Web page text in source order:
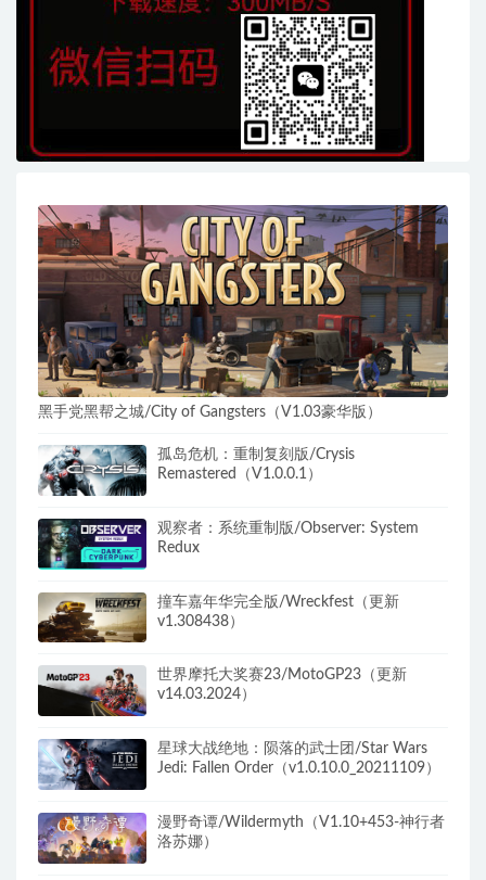
黑手党黑帮之城/City of Gangsters（V1.03豪华版）
孤岛危机：重制复刻版/Crysis
Remastered（V1.0.0.1）
观察者：系统重制版/Observer: System
Redux
撞车嘉年华完全版/Wreckfest（更新
v1.308438）
世界摩托大奖赛23/MotoGP23（更新
v14.03.2024）
星球大战绝地：陨落的武士团/Star Wars
Jedi: Fallen Order（v1.0.10.0_20211109）
漫野奇谭/Wildermyth（V1.10+453-神行者
洛苏娜）